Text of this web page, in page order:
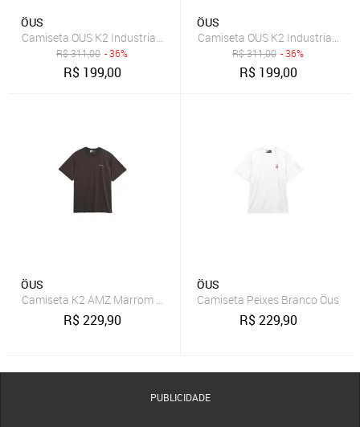
ÖUS
Camiseta OUS K2 Industrial Masculina Azul Marinho
R$311,00 - 36%
R$ 199,00
ÖUS
Camiseta OUS K2 Industrial
R$311,00 - 36%
R$ 199,00
ÖUS
Camiseta K2 AMZ Marrom Öus
R$229,90
ÖUS
Camiseta Peixes Branco Öus
R$229,90
PUBLICIDADE